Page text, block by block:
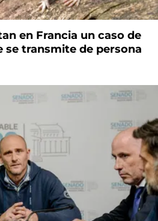
en Francia un caso de
se transmite de persona